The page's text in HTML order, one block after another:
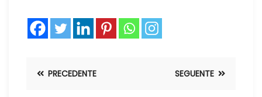
PRECEDENTE SEGUENTE